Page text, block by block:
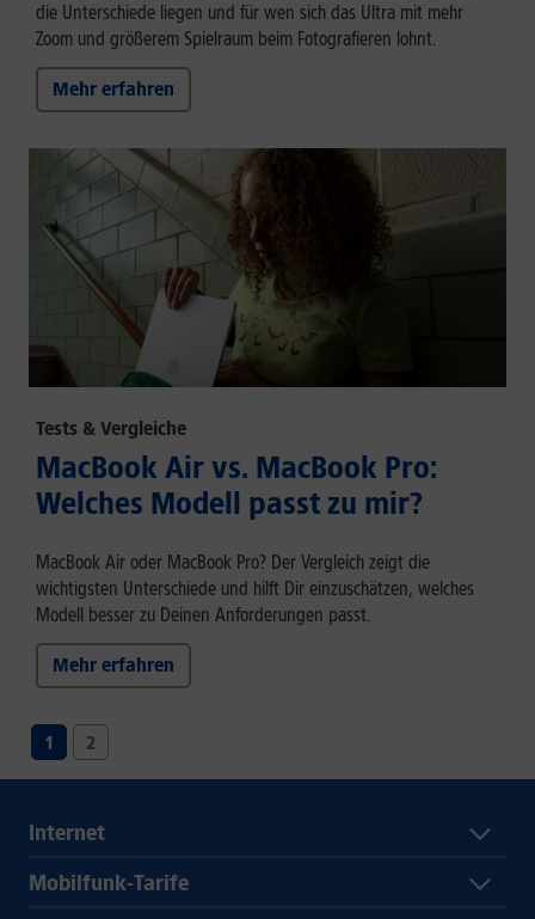
die Unterschiede liegen und für wen sich das Ultra mit mehr
Zoom und größerem Spielraum beim Fotografieren lohnt.
Mehr erfahren
Tests & Vergleiche
MacBook Air vs. MacBook Pro:
Welches Modell passt zu mir?
MacBook Air oder MacBook Pro? Der Vergleich zeigt die
wichtigsten Unterschiede und hilft Dir einzuschätzen, welches
Modell besser zu Deinen Anforderungen passt.
Mehr erfahren
1 2
Internet
Mobilfunk-Tarife